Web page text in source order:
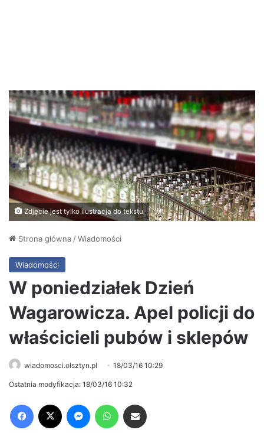
Zdjęcie jest tylko ilustracją do tekstu
Strona główna /Wiadomości
Wiadomości
W poniedziałek Dzień
Wagarowicza. Apel policji do
właścicieli pubów i sklepów
wiadomosci.olsztyn.pl 18/03/16 10:29
Ostatnia modyfikacja: 18/03/16 10:32